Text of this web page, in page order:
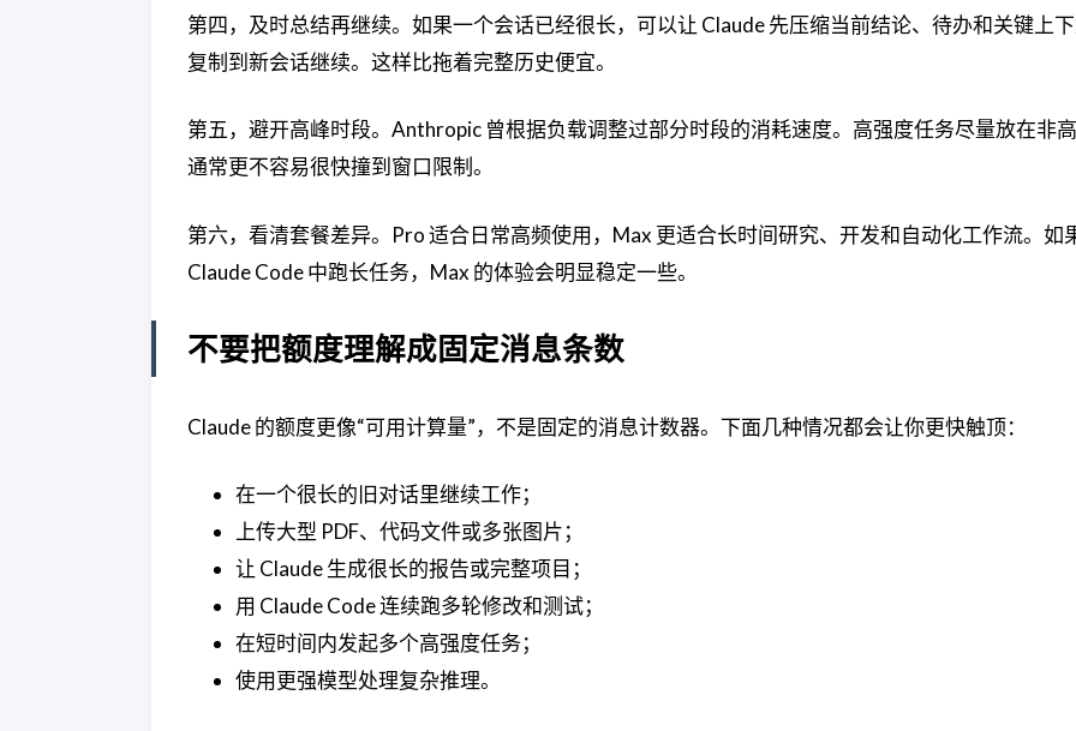
第四，及时总结再继续。如果一个会话已经很长，可以让 Claude 先压缩当前结论、待办和关键上
复制到新会话继续。这样比拖着完整历史便宜。
第五，避开高峰时段。Anthropic 曾根据负载调整过部分时段的消耗速度。高强度任务尽量放在非
通常更不容易很快撞到窗口限制。
第六，看清套餐差异。Pro 适合日常高频使用，Max 更适合长时间研究、开发和自动化工作流。如
Claude Code 中跑长任务，Max 的体验会明显稳定一些。
不要把额度理解成固定消息条数
Claude 的额度更像“可用计算量”，不是固定的消息计数器。下面几种情况都会让你更快触顶：
在一个很长的旧对话里继续工作；
上传大型 PDF、代码文件或多张图片；
让 Claude 生成很长的报告或完整项目；
用 Claude Code 连续跑多轮修改和测试；
在短时间内发起多个高强度任务；
使用更强模型处理复杂推理。